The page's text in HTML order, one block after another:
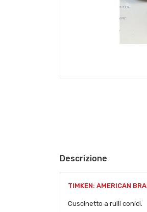
Descrizione
TIMKEN: AMERICAN
Cuscinetto a rulli conici.